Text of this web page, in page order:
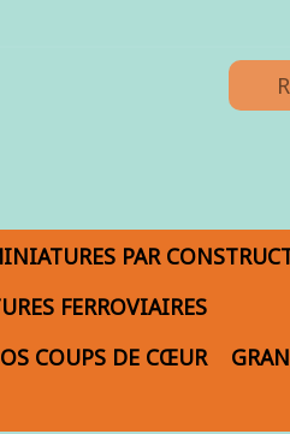
PAR
FERROVIAIRES
COUPS DE CŒUR